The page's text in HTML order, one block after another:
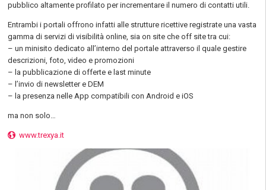
pubblico altamente profilato per incrementare il numero di contatti utili.
Entrambi i portali offrono infatti alle strutture ricettive registrate una vasta
gamma di servizi di visibilità online, sia on site che off site tra cui:
– un minisito dedicato all’interno del portale attraverso il quale gestire
descrizioni, foto, video e promozioni
– la pubblicazione di offerte e last minute
– l’invio di newsletter e DEM
– la presenza nelle App compatibili con Android e iOS
ma non solo…
www.trexya.it